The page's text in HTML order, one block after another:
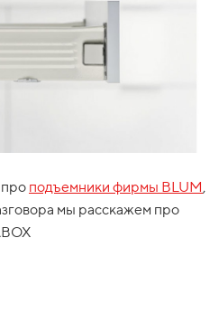
подъемники фирмы BLUM,
мы расскажем про